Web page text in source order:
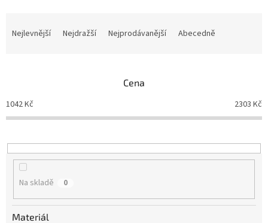
p
r
o
u
Nejlevnější Nejdražší Nejprodávanější Abecedně
Cena
1042Kč 2303 Kč
Na skladě 0
Materiál